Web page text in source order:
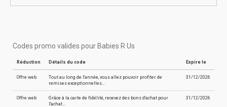
Codes promo valides pour Babies R Us
Réduction Détails du code Expire le
Offre web
Tout au long de l'année, vous allez pouvoir profiter de
remises exceptionnelles…
31/12/2026
Offre web
Grâce à la carte de fidélité, recevez des bons d'achat pour
l'achat…
31/12/2026